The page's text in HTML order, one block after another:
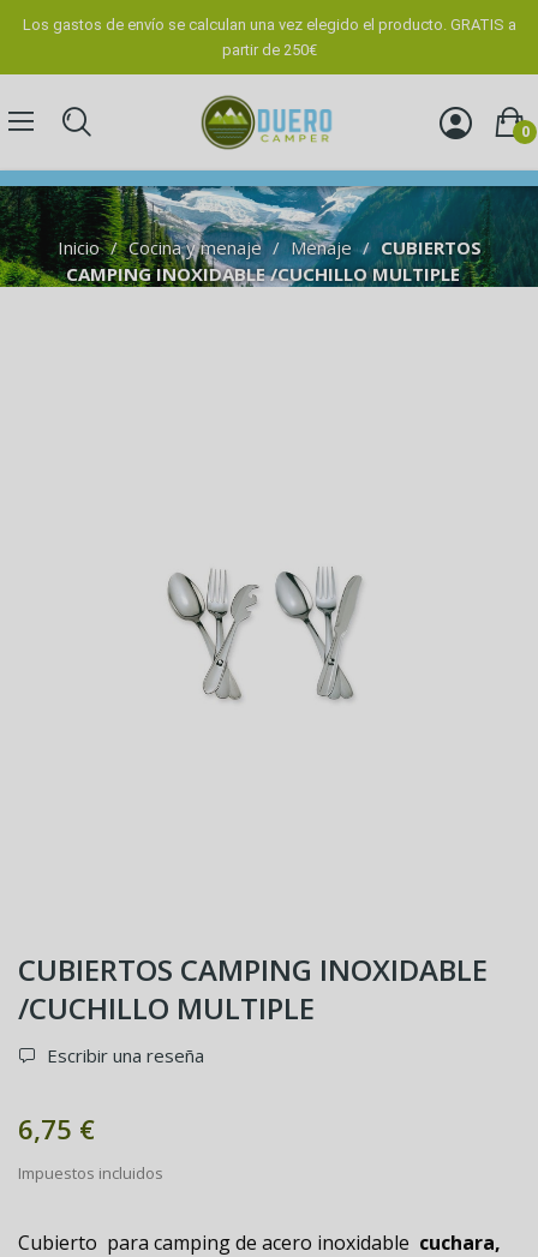
Los gastos de envío se calculan una vez elegido el producto. GRATIS a
partir de 250€
0
Inicio Cocina y menaje Menaje
CUBIERTOS
CAMPING INOXIDABLE /CUCHILLO MULTIPLE
CUBIERTOS CAMPING INOXIDABLE
/CUCHILLO MULTIPLE
Escribir una reseña
6,75 €
Impuestos incluidos
Cubierto para camping de acero inoxidable cuchara,